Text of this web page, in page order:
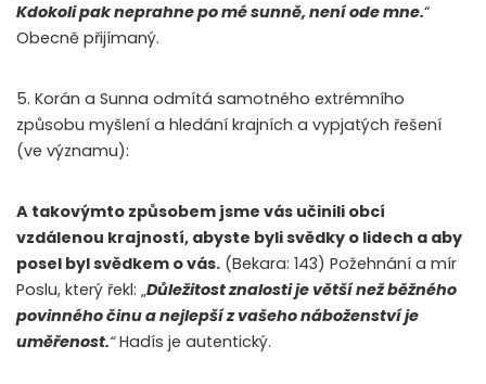
Kdokoli pak neprahne po mé sunně, není ode mne.“
Obecně přijímaný.
5. Korán a Sunna odmítá samotného extrémního
způsobu myšlení a hledání krajních a vypjatých řešení
(ve významu):
A takovýmto způsobem jsme vás učinili obcí
vzdálenou krajností, abyste byli svědky o lidech a aby
posel byl svědkem o vás. (Bekara: 143) Požehnání a mír
Poslu, který řekl: „Důležitost znalosti je větší než běžného
povinného činu a nejlepší z vašeho náboženství je
uměřenost.“Hadís je autentický.